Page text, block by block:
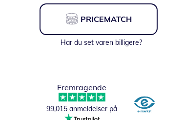
PRICEMATCH
Har du set varen billigere?
Fremragende
99,015 anmeldelser på